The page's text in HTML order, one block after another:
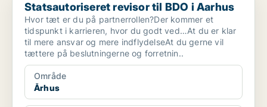
Statsautoriseret revisor til BDO i Aarhus
Hvor tæt er du på partnerrollen?Der kommer et
tidspunkt i karrieren, hvor du godt ved…At du er klar
til mere ansvar og mere indflydelseAt du gerne vil
tættere på beslutningerne og forretnin..
Område
Århus